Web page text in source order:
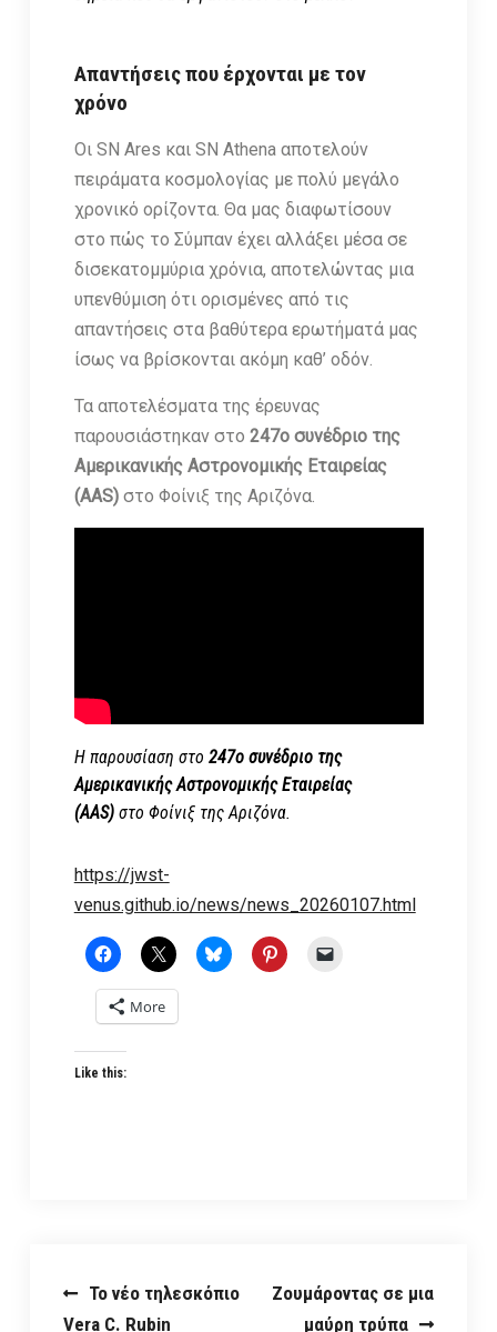
Απαντήσεις που έρχονται με τον
χρόνο
Οι SN Ares και SN Athena αποτελούν
πειράματα κοσμολογίας με πολύ μεγάλο
χρονικό ορίζοντα. Θα μας διαφωτίσουν
στο πώς το Σύμπαν έχει αλλάξει μέσα σε
δισεκατομμύρια χρόνια, αποτελώντας μια
υπενθύμιση ότι ορισμένες από τις
απαντήσεις στα βαθύτερα ερωτήματά μας
ίσως να βρίσκονται ακόμη καθ’ οδόν.
Τα αποτελέσματα της έρευνας
παρουσιάστηκαν στο 247ο συνέδριο της
Αμερικανικής Αστρονομικής Εταιρείας
(AAS)στο Φοίνιξ της Αριζόνα.
Η παρουσίαση στο 247ο συνέδριο της
Αμερικανικής Αστρονομικής Εταιρείας
(AAS)στο Φοίνιξ της Αριζόνα.
https://jwst-
venus.github.io/news/news_20260107.html
More
Like this:
PostΤο νέο τηλεσκόπιο
Vera C. Rubin
Ζουμάροντας σε μια
μαύρη τρύπα